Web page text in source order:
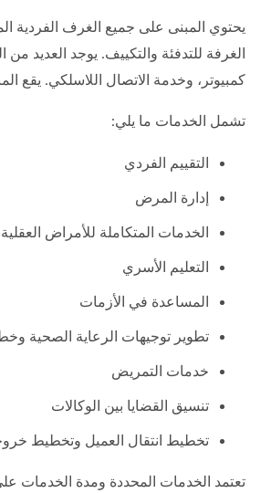
يحتوي المبنى على جميع الغرف الفردية
الغرفة للتدفئة والتكييف. يوجد العديد
كمبيوتر، وخدمة الاتصال اللاسلكي. يقع
تشمل الخدمات ما يلي:
التقييم الفردي
إدارة المرض
الخدمات المتكاملة للأمراض
التعليم الأسري
المساعدة في الأزمات
تطوير توجيهات الرعاية الصحية
خدمات التمريض
تنسيق القضايا بين الوكالات
تخطيط انتقال العميل وتخطيط
تعتمد الخدمات المحددة ومدة الخدمات